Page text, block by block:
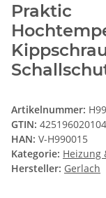
Praktic
Artikelnummer:
GTIN:
HAN: V-H990015
Kategorie: Heizung
Hersteller: Gerlach